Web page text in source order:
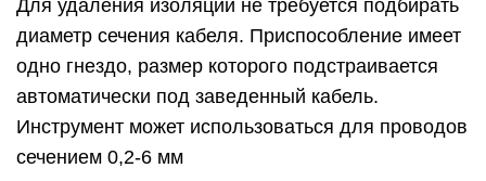
многожильных проводов. Приспособление может
применяться для зачистки проводов с одинарной
и двойной изоляцией. Одна манипуляции
позволяет снять один слой. Для удаления
второй оплетки процедура повторяется.